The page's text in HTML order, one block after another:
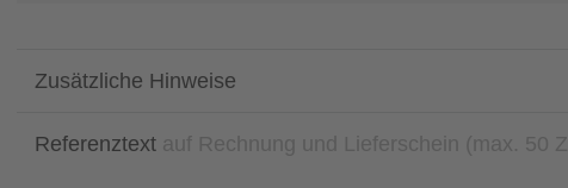
Zusätzliche Hinweise
Referenztext